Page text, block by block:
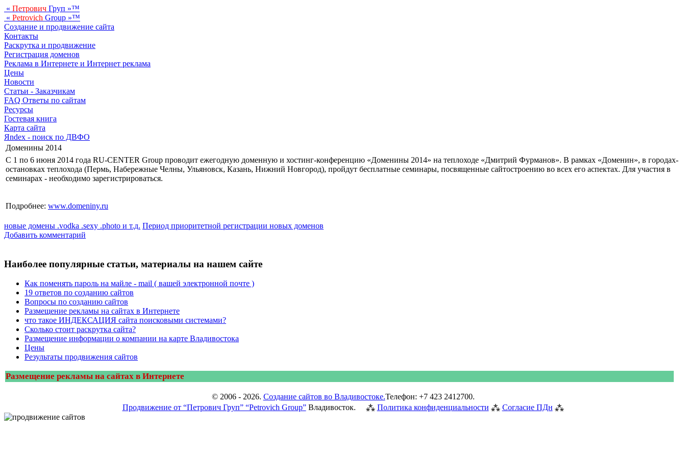
« Петрович Груп »™
« Petrovich Group »™
Создание и продвижение сайта
Контакты
Раскрутка и продвижение
Регистрация доменов
Реклама в Интернете и Интернет реклама
Цены
Новости
Статьи - Заказчикам
FAQ Ответы по сайтам
Ресурсы
Гостевая книга
Карта сайта
Яndex - поиск по ДВФО
Доменины 2014
С 1 по 6 июня 2014 года RU-CENTER Group проводит ежегодную доменную и хостинг-конференцию «Доменины 2014» на теплоходе «Дмитрий Фурманов». В рамках «Доменин», в городах-
остановках теплохода (Пермь, Набережные Челны, Ульяновск, Казань, Нижний Новгород), пройдут бесплатные семинары, посвященные сайтостроению во всех его аспектах. Для участия в
семинарах - необходимо зарегистрироваться.
Подробнее: www.domeniny.ru
новые домены .vodka .sexy .photo и т.д. Период приоритетной регистрации новых доменов
Добавить комментарий
Наиболее популярные статьи, материалы на нашем сайте
Как поменять пароль на майле - mail ( вашей электронной почте )
19 ответов по созданию сайтов
Вопросы по созданию сайтов
Размещение рекламы на сайтах в Интернете
что такое ИНДЕКСАЦИЯ сайта поисковыми системами?
Сколько стоит раскрутка сайта?
Размещение информации о компании на карте Владивостока
Цены
Результаты продвижения сайтов
Размещение рекламы на сайтах в Интернете
© 2006 - 2026. Создание сайтов во Владивостоке.Телефон: +7 423 2412700.
Продвижение от “Петрович Груп” “Petrovich Group”Владивосток. ⁂ Политика конфиденциальности ⁂ Согласие ПДн ⁂